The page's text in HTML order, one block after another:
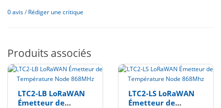
0 avis/ Rédiger une critique
Produits associés
LTC2-LB LoRaWAN
Émetteur de
LTC2-LS LoRaWAN
Émetteur de